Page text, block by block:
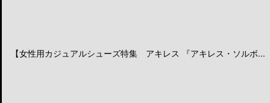
【女性用カジュアルシューズ特集 アキレス 『アキレス・ソルボ...